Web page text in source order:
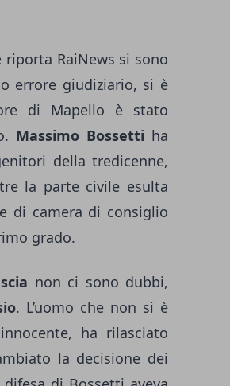
RaiNews si sono
errore giudiziario, si è
di Mapello è stato
Massimo Bossetti ha
della tredicenne,
la parte civile esulta
di camera di consiglio
grado.
non ci sono dubbi,
. L’uomo che non si è
ha rilasciato
la decisione dei